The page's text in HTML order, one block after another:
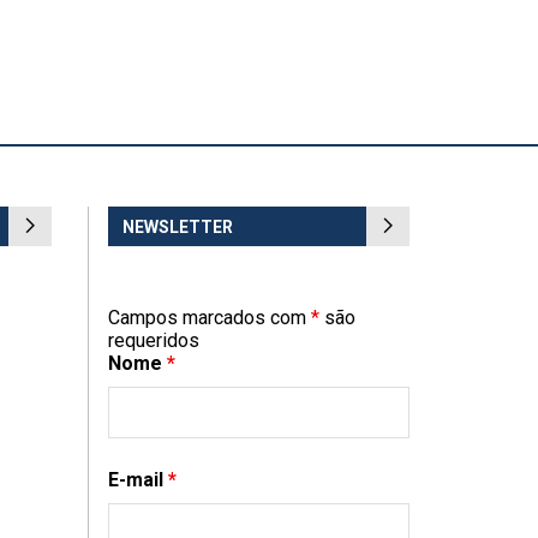
NEWSLETTER
Campos marcados com *são
requeridos
Nome *
E-mail *